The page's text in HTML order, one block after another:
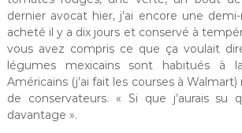
dernier avocat hier, j’ai encore une
acheté il y a dix jours et conservé à
vous avez compris ce que ça voulait
légumes mexicains sont habitués à
Américains (j’ai fait les courses à
de conservateurs. « Si que j’aurais su
davantage ».